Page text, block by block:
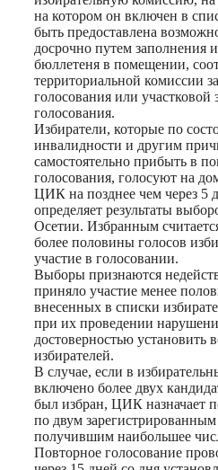
на котором он включен в
быть предоставлена
досрочно путем заполнения
бюллетеня в помещении,
территориальной комиссии
голосования или участковой
голосования.
Избиратели, которые по
инвалидности и другим
самостоятельно прибыть в
голосования, голосуют на
ЦИК на позднее чем через 5
определяет результаты
Осетии. Избранным
более половины голосов
участие в голосовании.
Выборы признаются
приняло участие менее
внесенных в списки
при их проведении
достоверностью установить
избирателей.
В случае, если в
включено более двух
был избран, ЦИК назначает
по двум
получившим наибольшее
Повторное голосование